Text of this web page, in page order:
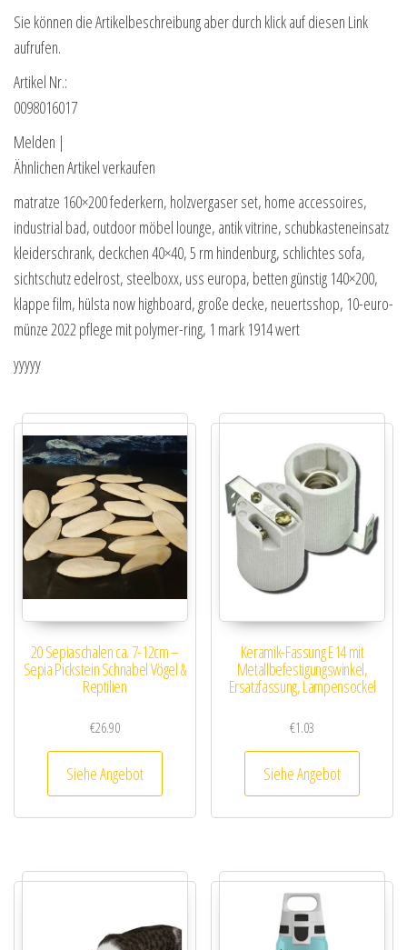
Sie können die Artikelbeschreibung aber durch klick auf diesen Link
aufrufen.
Artikel Nr.:
0098016017
Melden |
Ähnlichen Artikel verkaufen
matratze 160×200 federkern, holzvergaser set, home accessoires,
industrial bad, outdoor möbel lounge, antik vitrine, schubkasteneinsatz
kleiderschrank, deckchen 40×40, 5 rm hindenburg, schlichtes sofa,
sichtschutz edelrost, steelboxx, uss europa, betten günstig 140×200,
klappe film, hülsta now highboard, große decke, neuertsshop, 10-euro-
münze 2022 pflege mit polymer-ring, 1 mark 1914 wert
yyyyy
20 Sepiaschalen ca. 7-12cm –
Sepia Pickstein Schnabel Vögel &
Reptilien
€26.90
Siehe Angebot
Keramik-Fassung E14 mit
Metallbefestigungswinkel,
Ersatzfassung, Lampensockel
€1.03
Siehe Angebot